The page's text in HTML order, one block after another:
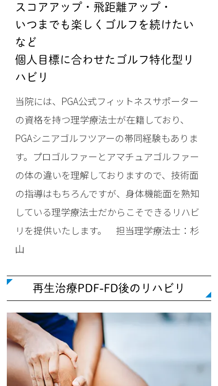
スコアアップ・飛距離アップ・
いつまでも楽しくゴルフを続けたい
など
個人目標に合わせたゴルフ特化型リ
ハビリ
当院には、PGA公式フィットネスサポーター
の資格を持つ理学療法士が在籍しており、
PGAシニアゴルフツアーの帯同経験もありま
す。プロゴルファーとアマチュアゴルファー
の体の違いを理解しておりますので、技術面
の指導はもちろんですが、身体機能面を熟知
している理学療法士だからこそできるリハビ
リを提供いたします。 担当理学療法士：杉
山
再生治療PDF-FD後のリハビリ